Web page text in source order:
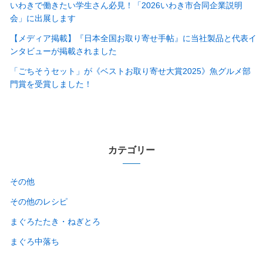
いわきで働きたい学生さん必見！「2026いわき市合同企業説明
会」に出展します
【メディア掲載】『日本全国お取り寄せ手帖』に当社製品と代表イ
ンタビューが掲載されました
「ごちそうセット」が《ベストお取り寄せ大賞2025》魚グルメ部
門賞を受賞しました！
カテゴリー
その他
その他のレシピ
まぐろたたき・ねぎとろ
まぐろ中落ち